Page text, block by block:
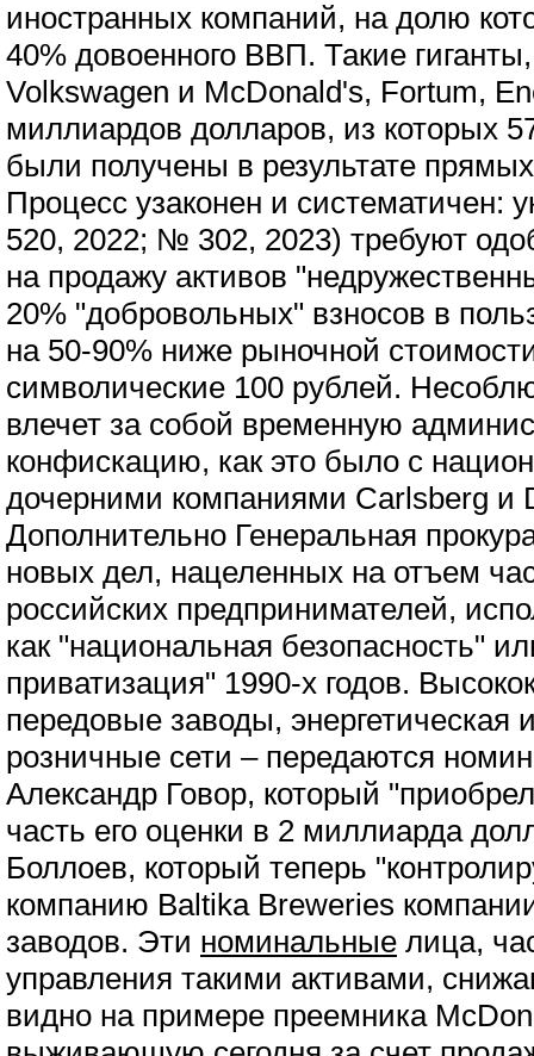
иностранных компаний, на долю
40% довоенного ВВП. Такие
Volkswagen и McDonald's, Fortum,
миллиардов долларов, из которых
были получены в результате
Процесс узаконен и систематичен:
520, 2022; № 302, 2023) требуют
на продажу активов
20% "добровольных" взносов в
на 50-90% ниже рыночной
символические 100 рублей.
влечет за собой временную
конфискацию, как это было с
дочерними компаниями Carlsberg и
Дополнительно Генеральная
новых дел, нацеленных на отъем
российских предпринимателей,
как "национальная безопасность"
приватизация" 1990-х годов.
передовые заводы, энергетическая
розничные сети – передаются
Александр Говор, который
часть его оценки в 2 миллиарда
Боллоев, который теперь
компанию Baltika Breweries
заводов. Эти номинальные лица,
управления такими активами,
видно на примере преемника